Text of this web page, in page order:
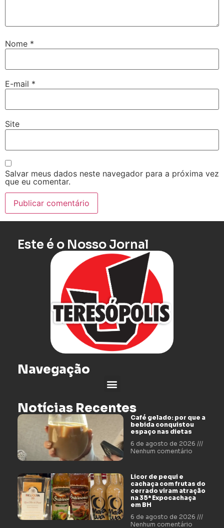
Nome *
E-mail *
Site
Salvar meus dados neste navegador para a próxima vez
que eu comentar.
Este é o Nosso Jornal
Navegação
Notícias Recentes
Café gelado: por que a
bebida conquistou
espaço nas dietas
6 de agosto de 2026
Nenhum comentário
Licor de pequi e
cachaça com frutas do
cerrado viram atração
na 35ª Expocachaça
em BH
6 de agosto de 2026
Nenhum comentário